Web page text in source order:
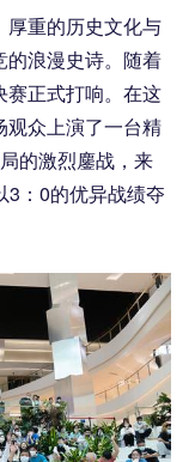
厚重的历史文化与
的浪漫史诗。随着
赛正式打响。在这
观众上演了一台精
的激烈鏖战，来
3：0的优异战绩夺